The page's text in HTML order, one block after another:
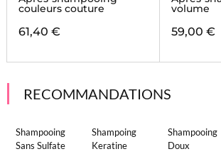
couleurs couture
61,40 €
volume
59,00 €
RECOMMANDATIONS
Shampooing
Sans Sulfate
Shampoing
Keratine
Shampooing
Doux